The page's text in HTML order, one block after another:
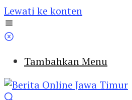
Lewati ke konten
Tambahkan Menu